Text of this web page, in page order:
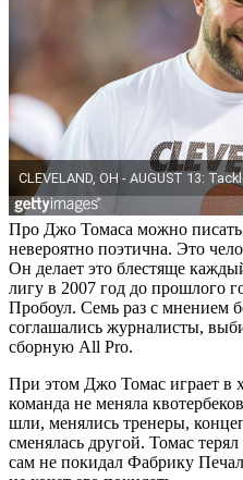
Про Джо Томаса можно писать
невероятно поэтична. Это
Он делает это блестяще
лигу в 2007 год до прошлого
Пробоул. Семь раз с мнением
соглашались журналисты,
сборную All Pro.
При этом Джо Томас играет в
команда не меняла
шли, менялись тренеры,
сменялась другой. Томас
сам не покидал Фабрику